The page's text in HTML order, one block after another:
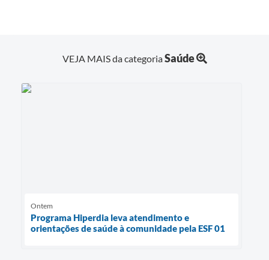
VEJA MAIS da categoriaSaúde
Ontem
Programa Hiperdia leva atendimento e
orientações de saúde à comunidade pela ESF 01